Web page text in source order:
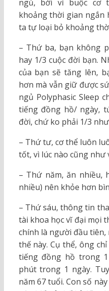
ngủ, bởi vì buộc cơ
khoảng thời gian ngắn
ta tự loại bỏ khoảng
– Thứ ba, bạn không
hay 1/3 cuộc đời bạn.
của bạn sẽ tăng lên,
hơn mà vẫn giữ được
ngủ Polyphasic Sleep
tiếng đồng hồ/ ngày,
đời, chứ ko phải 1/3
– Thứ tư, cơ thể luôn
tốt, vì lúc nào cũng như
– Thứ năm, ăn nhiều,
nhiều) nên khỏe hơn
– Thứ sáu, thông tin
tài khoa học vĩ đại mọi
chính là người đầu
thế này. Cụ thể, ông
tiếng đồng hồ trong
phút trong 1 ngày.
năm 67 tuổi. Con số